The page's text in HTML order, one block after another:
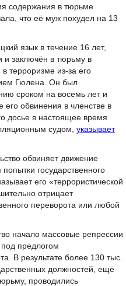
содержания в тюрьме
что её муж похудел на 13
язык в течение 16 лет,
и заключён в тюрьму в
терроризме из-за его
Гюлена. Он был
сроком на восемь лет и
его обвинения в членстве в
досье в настоящее время
судом, указывает
обвиняет движение
государственного
его «террористической
отрицает
переворота или любой
начало массовые репрессии
предлогом
В результате более 130 тыс.
должностей, ещё
проводились